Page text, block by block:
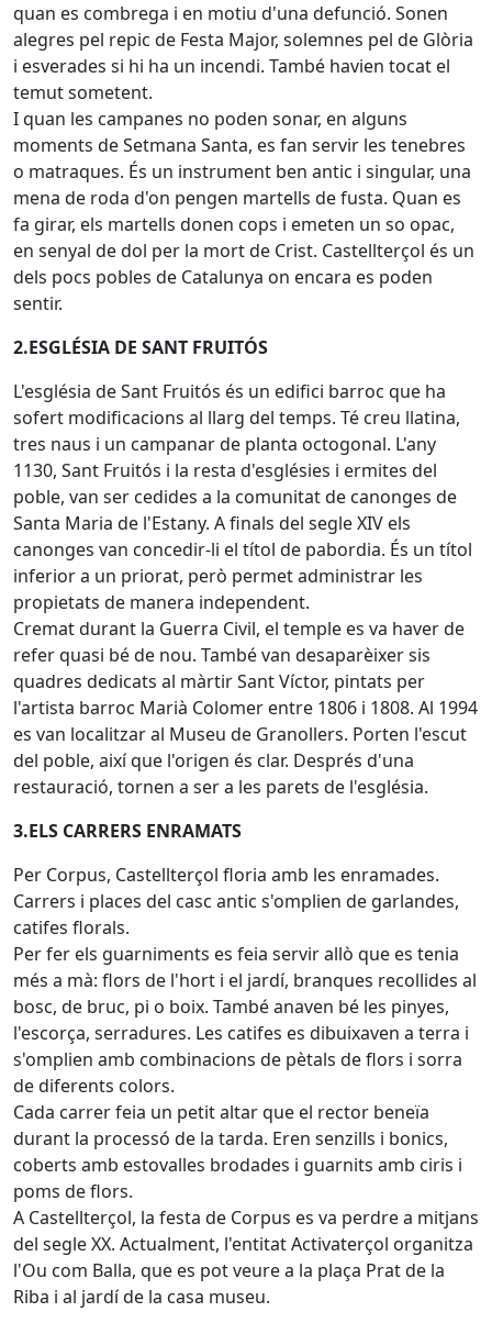
quan es combrega i en motiu d'una defunció. Sonen
alegres pel repic de Festa Major, solemnes pel de Glòria
i esverades si hi ha un incendi. També havien tocat el
temut sometent.
I quan les campanes no poden sonar, en alguns
moments de Setmana Santa, es fan servir les tenebres
o matraques. És un instrument ben antic i singular, una
mena de roda d'on pengen martells de fusta. Quan es
fa girar, els martells donen cops i emeten un so opac,
en senyal de dol per la mort de Crist. Castellterçol és un
dels pocs pobles de Catalunya on encara es poden
sentir.
2.ESGLÉSIA DE SANT FRUITÓS
L'església de Sant Fruitós és un edifici barroc que ha
sofert modificacions al llarg del temps. Té creu llatina,
tres naus i un campanar de planta octogonal. L'any
1130, Sant Fruitós i la resta d'esglésies i ermites del
poble, van ser cedides a la comunitat de canonges de
Santa Maria de l'Estany. A finals del segle XIV els
canonges van concedir-li el títol de pabordia. És un títol
inferior a un priorat, però permet administrar les
propietats de manera independent.
Cremat durant la Guerra Civil, el temple es va haver de
refer quasi bé de nou. També van desaparèixer sis
quadres dedicats al màrtir Sant Víctor, pintats per
l'artista barroc Marià Colomer entre 1806 i 1808. Al 1994
es van localitzar al Museu de Granollers. Porten l'escut
del poble, així que l'origen és clar. Després d'una
restauració, tornen a ser a les parets de l'església.
3.ELS CARRERS ENRAMATS
Per Corpus, Castellterçol floria amb les enramades.
Carrers i places del casc antic s'omplien de garlandes,
catifes florals.
Per fer els guarniments es feia servir allò que es tenia
més a mà: flors de l'hort i el jardí, branques recollides al
bosc, de bruc, pi o boix. També anaven bé les pinyes,
l'escorça, serradures. Les catifes es dibuixaven a terra i
s'omplien amb combinacions de pètals de flors i sorra
de diferents colors.
Cada carrer feia un petit altar que el rector beneïa
durant la processó de la tarda. Eren senzills i bonics,
coberts amb estovalles brodades i guarnits amb ciris i
poms de flors.
A Castellterçol, la festa de Corpus es va perdre a mitjans
del segle XX. Actualment, l'entitat Activaterçol organitza
l'Ou com Balla, que es pot veure a la plaça Prat de la
Riba i al jardí de la casa museu.